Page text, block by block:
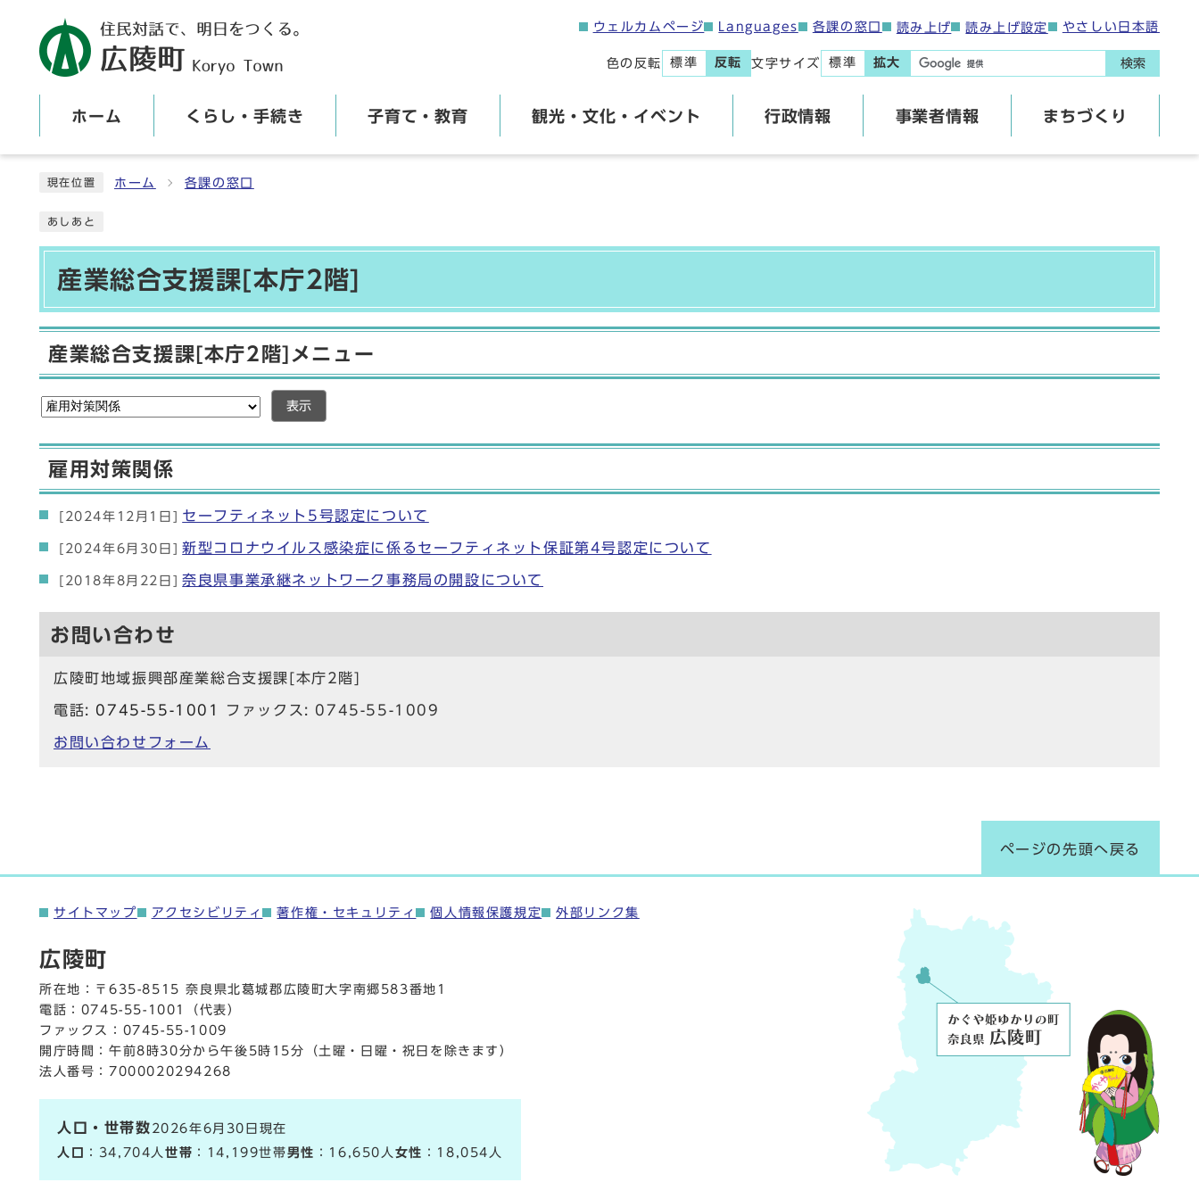
ウェルカムページ Languages 各課の窓口 読み上げ 読み上げ設定 やさしい日本語
色の反転 標準 反転 文字サイズ 標準 拡大 検索
ホーム くらし・手続き 子育て・教育 観光・文化・イベント 行政情報 事業者情報 まちづくり
現在位置 ホーム 各課の窓口
あしあと
産業総合支援課[本庁2階]
産業総合支援課[本庁2階]メニュー
表示
雇用対策関係
[2024年12月1日] セーフティネット5号認定について
[2024年6月30日] 新型コロナウイルス感染症に係るセーフティネット保証第4号認定について
[2018年8月22日] 奈良県事業承継ネットワーク事務局の開設について
お問い合わせ
広陵町地域振興部産業総合支援課[本庁2階]
電話: 0745-55-1001 ファックス: 0745-55-1009
お問い合わせフォーム
ページの先頭へ戻る
サイトマップ アクセシビリティ 著作権・セキュリティ 個人情報保護規定 外部リンク集
広陵町
所在地：〒635-8515 奈良県北葛城郡広陵町大字南郷583番地1
電話： 0745-55-1001
（代表）
ファックス：0745-55-1009
開庁時間：午前8時30分から午後5時15分（土曜・日曜・祝日を除きます）
法人番号：7000020294268
人口・世帯数 2026年6月30日現在
人口
：34,704人世帯 ：14,199世帯男性 ：16,650人 女性 ：18,054人